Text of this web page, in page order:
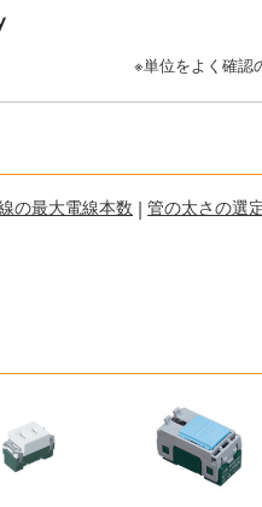
※単位をよく確認
の最大電線本数 | 管の太さの選